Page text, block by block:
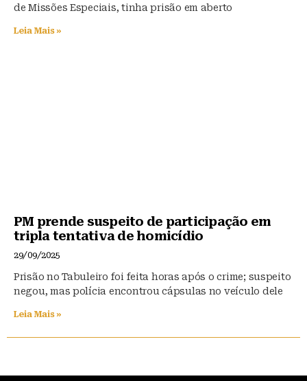
de Missões Especiais, tinha prisão em aberto
Leia Mais »
PM prende suspeito de participação em
tripla tentativa de homicídio
29/09/2025
Prisão no Tabuleiro foi feita horas após o crime; suspeito
negou, mas polícia encontrou cápsulas no veículo dele
Leia Mais »